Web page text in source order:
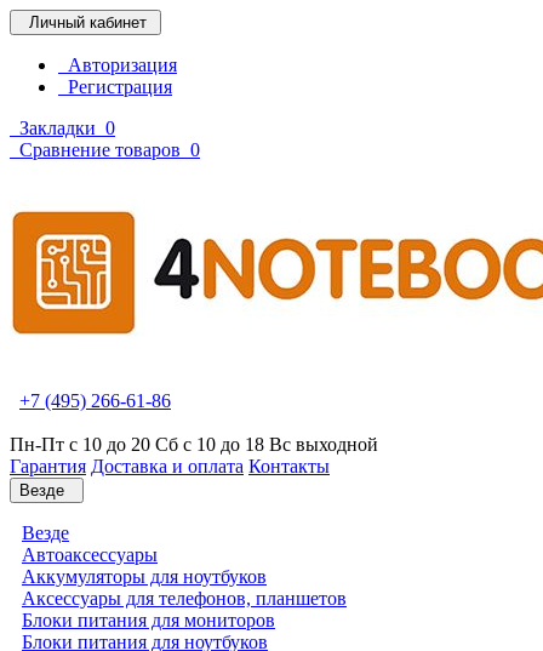
Личный кабинет
Авторизация
Регистрация
Закладки 0
Сравнение товаров 0
+7 (495) 266-61-86
Пн-Пт с 10 до 20 Сб с 10 до 18 Вс выходной
Гарантия Доставка и оплата Контакты
Везде
Везде
Автоаксессуары
Аккумуляторы для ноутбуков
Аксессуары для телефонов, планшетов
Блоки питания для мониторов
Блоки питания для ноутбуков